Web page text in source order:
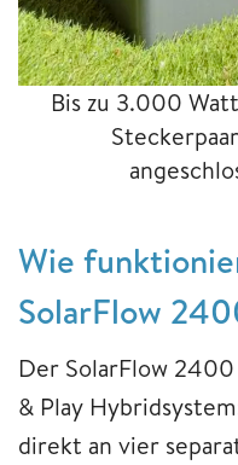
Bis zu 3.000
Wie
SolarFlow
Der SolarFlow
& Play
direkt an vier